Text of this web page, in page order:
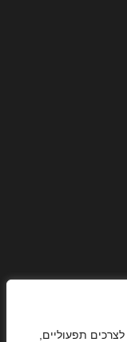
לצרכים תפעוליים,